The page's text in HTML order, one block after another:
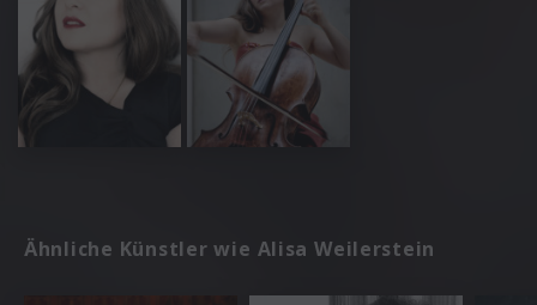
Ähnliche Künstler wie Alisa Weilerstein